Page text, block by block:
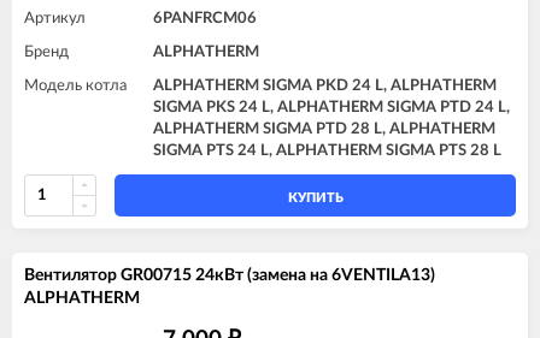
Артикул 6PANFRCM06
Бренд ALPHATHERM
Модель котла
ALPHATHERM SIGMA PKD 24 L, ALPHATHERM
SIGMA PKS 24 L, ALPHATHERM SIGMA PTD 24 L,
ALPHATHERM SIGMA PTD 28 L, ALPHATHERM
SIGMA PTS 24 L, ALPHATHERM SIGMA PTS 28 L
КУПИТЬ
Вентилятор GR00715 24кВт (замена на 6VENTILA13)
ALPHATHERM